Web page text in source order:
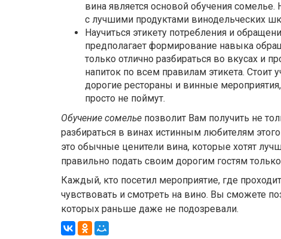
вина является основой обучения
с лучшими продуктами винодельческих
Научиться этикету потребления и
предполагает формирование навыка
только отлично разбираться во вкусах и
напиток по всем правилам этикета. Стоит
дорогие рестораны и винные
просто не поймут.
Обучение сомелье позволит Вам получить не
разбираться в винах истинным любителям
это обычные ценители вина, которые хотят
правильно подать своим дорогим гостям
Каждый, кто посетил мероприятие, где проходит
чувствовать и смотреть на вино. Вы сможете
которых раньше даже не подозревали.